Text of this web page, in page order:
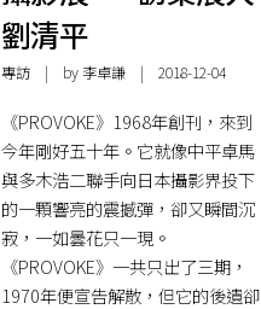
劉清平
專訪| by 李卓謙 | 2018-12-04
《PROVOKE》1968年創刊，來到
今年剛好五十年。它就像中平卓馬
與多木浩二聯手向日本攝影界投下
的一顆響亮的震撼彈，卻又瞬間沉
寂，一如曇花只一現。
《PROVOKE》一共只出了三期，
1970年便宣告解散，但它的後遺卻